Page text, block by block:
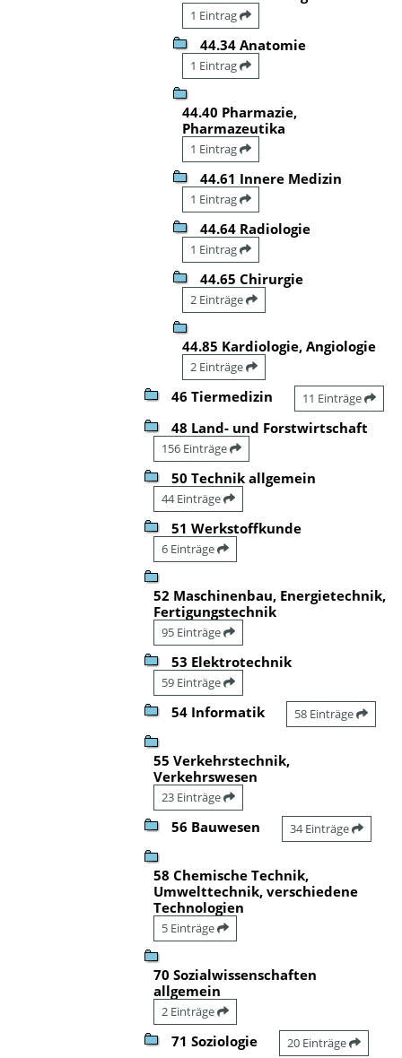
1 Eintrag
44.34 Anatomie
1 Eintrag
44.40 Pharmazie,
Pharmazeutika
1 Eintrag
44.61 Innere Medizin
1 Eintrag
44.64 Radiologie
1 Eintrag
44.65 Chirurgie
2 Einträge
44.85 Kardiologie, Angiologie
2 Einträge
46 Tiermedizin 11 Einträge
48 Land- und Forstwirtschaft
156 Einträge
50 Technik allgemein
44 Einträge
51 Werkstoffkunde
6 Einträge
52 Maschinenbau, Energietechnik,
Fertigungstechnik
95 Einträge
53 Elektrotechnik
59 Einträge
54 Informatik 58 Einträge
55 Verkehrstechnik,
Verkehrswesen
23 Einträge
56 Bauwesen 34 Einträge
58 Chemische Technik,
Umwelttechnik, verschiedene
Technologien
5 Einträge
70 Sozialwissenschaften
allgemein
2 Einträge
71 Soziologie 20 Einträge